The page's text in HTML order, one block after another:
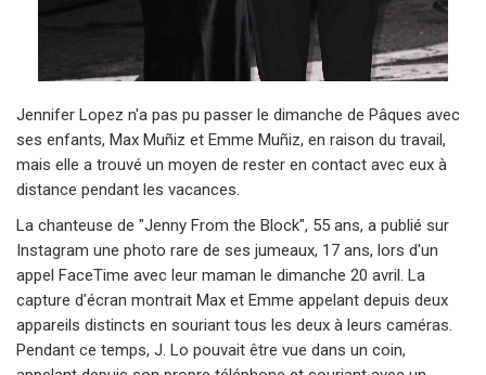
Jennifer Lopez n'a pas pu passer le dimanche de Pâques avec
ses enfants, Max Muñiz et Emme Muñiz, en raison du travail,
mais elle a trouvé un moyen de rester en contact avec eux à
distance pendant les vacances.
La chanteuse de "Jenny From the Block", 55 ans, a publié sur
Instagram une photo rare de ses jumeaux, 17 ans, lors d'un
appel FaceTime avec leur maman le dimanche 20 avril. La
capture d'écran montrait Max et Emme appelant depuis deux
appareils distincts en souriant tous les deux à leurs caméras.
Pendant ce temps, J. Lo pouvait être vue dans un coin,